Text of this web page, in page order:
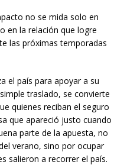
no se mida solo en
en la relación que logre
las próximas temporadas
el país para apoyar a su
traslado, se convierte
quienes reciban el seguro
que apareció justo cuando
parte de la apuesta, no
verano, sino por ocupar
salieron a recorrer el país.